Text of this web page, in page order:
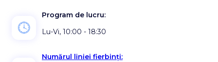
Program de lucru:
Lu-Vi, 10:00 - 18:30
Numărul liniei fierbinți: